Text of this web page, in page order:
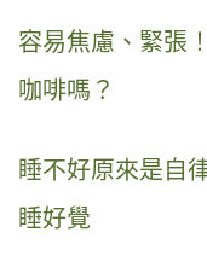
容易焦慮、緊張
咖啡嗎？
睡不好原來是自
睡好覺